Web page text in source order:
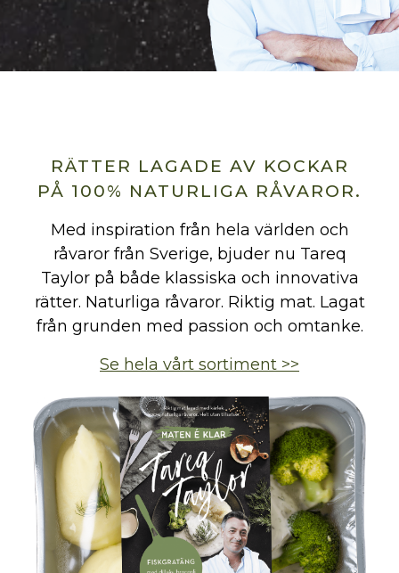
RÄTTER LAGADE AV KOCKAR
PÅ 100% NATURLIGA RÅVAROR.
Med inspiration från hela världen och
råvaror från Sverige, bjuder nu Tareq
Taylor på både klassiska och innovativa
rätter. Naturliga råvaror. Riktig mat. Lagat
från grunden med passion och omtanke.
Se hela vårt sortiment >>